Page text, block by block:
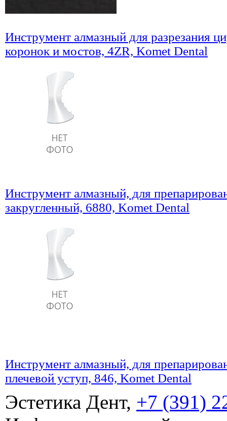
Инструмент алмазный для разрезания
коронок и мостов, 4ZR, Komet Dental
Инструмент алмазный, для
закругленный, 6880, Komet Dental
Инструмент алмазный, для
плечевой уступ, 846, Komet Dental
Эстетика Дент, +7 (391)